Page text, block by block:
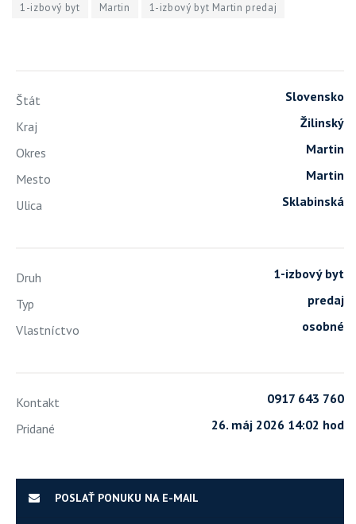
1-izbový byt Martin 1-izbový byt Martin predaj
Štát
Slovensko
Kraj
Žilinský
Okres
Martin
Mesto
Martin
Ulica
Sklabinská
Druh
1-izbový byt
Typ
predaj
Vlastníctvo
osobné
Kontakt
0917 643 760
Pridané
26. máj 2026 14:02 hod
POSLAŤ PONUKU NA E-MAIL